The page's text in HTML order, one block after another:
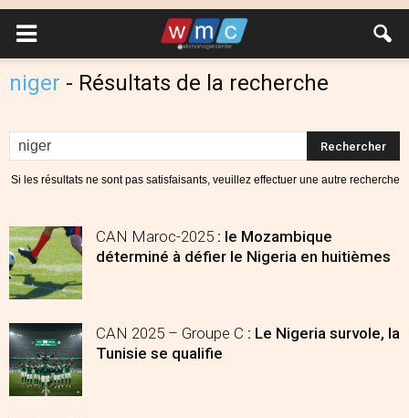
niger - Résultats de la recherche
Si les résultats ne sont pas satisfaisants, veuillez effectuer une autre recherche
CAN Maroc-2025 : le Mozambique
déterminé à défier le Nigeria en huitièmes
CAN 2025 – Groupe C : Le Nigeria survole, la
Tunisie se qualifie